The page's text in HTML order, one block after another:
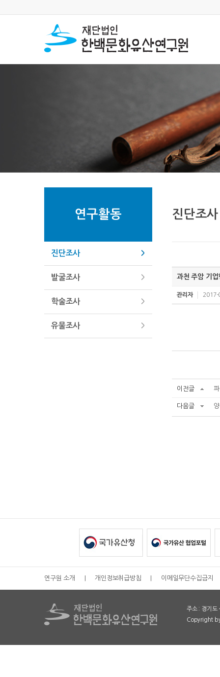
연구활동
진단조사
발굴조사
학술조사
유물조사
진단조사
과천 주암 기
관리자 2017-
이전글
다음글
연구원 소개 개인정보취급방침 이메일무단수집금지
주소 : 경기
Copyright